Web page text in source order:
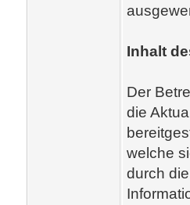
Inhalt
Der
die
welche
durch